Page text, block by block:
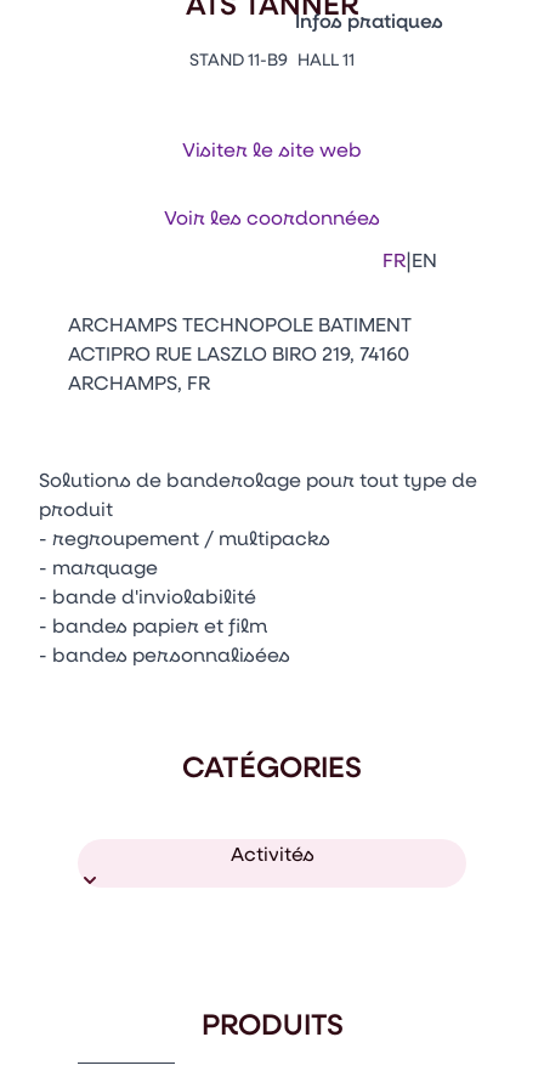
Vitrine Innovations
Emballages
Infos pratiques
Contacts
Appuyez sur Entrée pour
FR|EN
STAND 11-B9 HALL 11
Visiter le site web
Voir les coordonnées
ARCHAMPS TECHNOPOLE BATIMENT
ACTIPRO RUE LASZLO BIRO 219, 74160
ARCHAMPS, FR
Solutions de banderolage pour tout type de
produit
- regroupement / multipacks
- marquage
- bande d'inviolabilité
- bandes papier et film
- bandes personnalisées
CATÉGORIES
Activités
PRODUITS